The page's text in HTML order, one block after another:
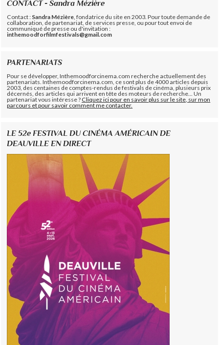
CONTACT - Sandra Mézière
Contact : Sandra Mézière , fondatrice du site en 2003. Pour toute demande de
collaboration, de partenariat, de services presse, ou pour tout envoi de
communiqué de presse ou d'invitation :
inthemoodforfilmfestivals@gmail.com
PARTENARIATS
Pour se développer, Inthemoodforcinema.com recherche actuellement des
partenariats. Inthemoodforcinema.com, ce sont plus de 4000 articles depuis
2003, des centaines de comptes-rendus de festivals de cinéma, plusieurs prix
décernés, des articles qui arrivent en tête des moteurs de recherche... Un
partenariat vous intéresse ?Cliquez ici pour en savoir plus sur le site, sur mon
parcours et pour savoir comment me contacter.
LE 52e FESTIVAL DU CINÉMA AMÉRICAIN DE
DEAUVILLE EN DIRECT